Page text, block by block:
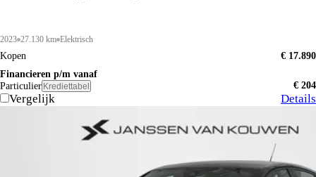
2023 27.130 km Elektrisch
Kopen
€ 17.890
Financieren p/m vanaf
Particulier Krediettabel € 204
Vergelijk Details